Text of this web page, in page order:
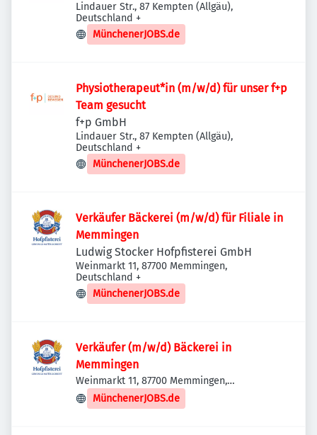
Lindauer Str., 87 Kempten (Allgäu),
Deutschland +
MünchenerJOBS.de
Physiotherapeut*in (m/w/d) für unser f+p
Team gesucht
f+p GmbH
Lindauer Str., 87 Kempten (Allgäu),
Deutschland +
MünchenerJOBS.de
Verkäufer Bäckerei (m/w/d) für Filiale in
Memmingen
Ludwig Stocker Hofpfisterei GmbH
Weinmarkt 11, 87700 Memmingen,
Deutschland +
MünchenerJOBS.de
Verkäufer (m/w/d) Bäckerei in
Memmingen
Weinmarkt 11, 87700 Memmingen,
Deutschland
MünchenerJOBS.de